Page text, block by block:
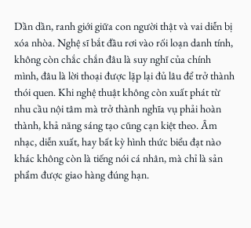
Dần dần, ranh giới giữa con người thật và vai diễn bị
xóa nhòa. Nghệ sĩ bắt đầu rơi vào rối loạn danh tính,
không còn chắc chắn đâu là suy nghĩ của chính
mình, đâu là lời thoại được lặp lại đủ lâu để trở thành
thói quen. Khi nghệ thuật không còn xuất phát từ
nhu cầu nội tâm mà trở thành nghĩa vụ phải hoàn
thành, khả năng sáng tạo cũng cạn kiệt theo. Âm
nhạc, diễn xuất, hay bất kỳ hình thức biểu đạt nào
khác không còn là tiếng nói cá nhân, mà chỉ là sản
phẩm được giao hàng đúng hạn.